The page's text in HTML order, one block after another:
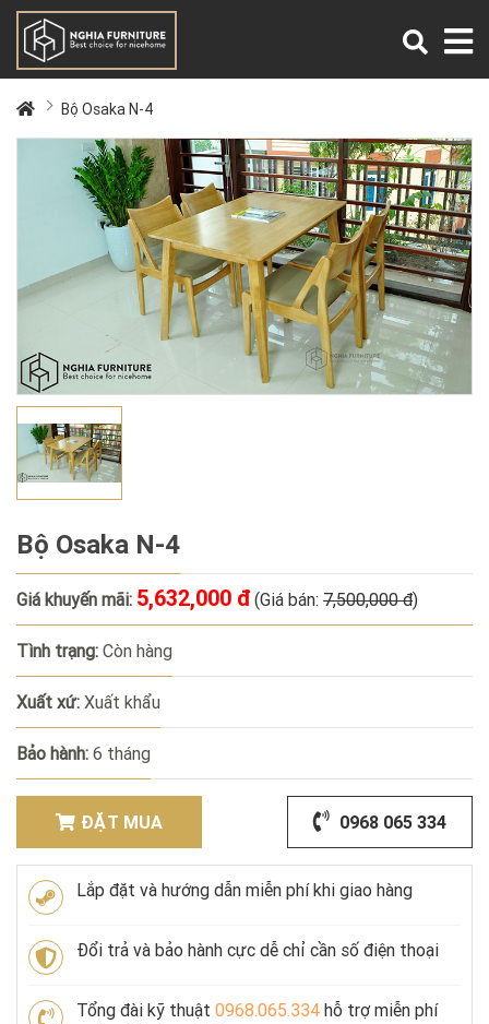
Bộ Osaka N-4
Bộ Osaka N-4
Giá khuyến mãi: 5,632,000 đ (Giá bán: 7,500,000 đ)
Tình trạng: Còn hàng
Xuất xứ: Xuất khẩu
Bảo hành: 6 tháng
ĐẶT MUA 0968 065 334
Lắp đặt và hướng dẫn miễn phí khi giao hàng
Đổi trả và bảo hành cực dễ chỉ cần số điện thoại
Tổng đài kỹ thuật 0968.065.334 hỗ trợ miễn phí